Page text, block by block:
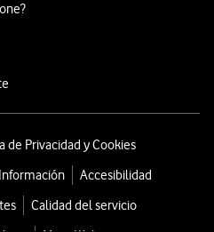
de Privacidad y Cookies
Accesibilidad
Calidad del servicio